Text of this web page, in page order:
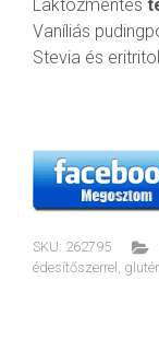
Laktózmentes
Vaníliás
Stevia és eritritol
SKU: 262795
édesítőszerrel ,